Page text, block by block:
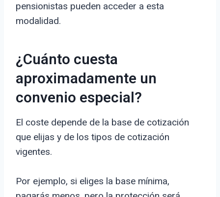
pensionistas pueden acceder a esta
modalidad.
¿Cuánto cuesta
aproximadamente un
convenio especial?
El coste depende de la base de cotización
que elijas y de los tipos de cotización
vigentes.
Por ejemplo, si eliges la base mínima,